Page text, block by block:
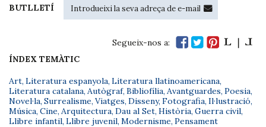
BUTLLETÍ
Segueix-nos a:
ÍNDEX TEMÀTIC
Art, Literatura espanyola, Literatura llatinoamericana,
Literatura catalana, Autògraf, Bibliofília, Avantguardes, Poesia,
Novel·la, Surrealisme, Viatges, Disseny, Fotografia, Il·lustració,
Música, Cine, Arquitectura, Dau al Set, Història, Guerra civil,
Llibre infantil, Llibre juvenil, Modernisme, Pensament